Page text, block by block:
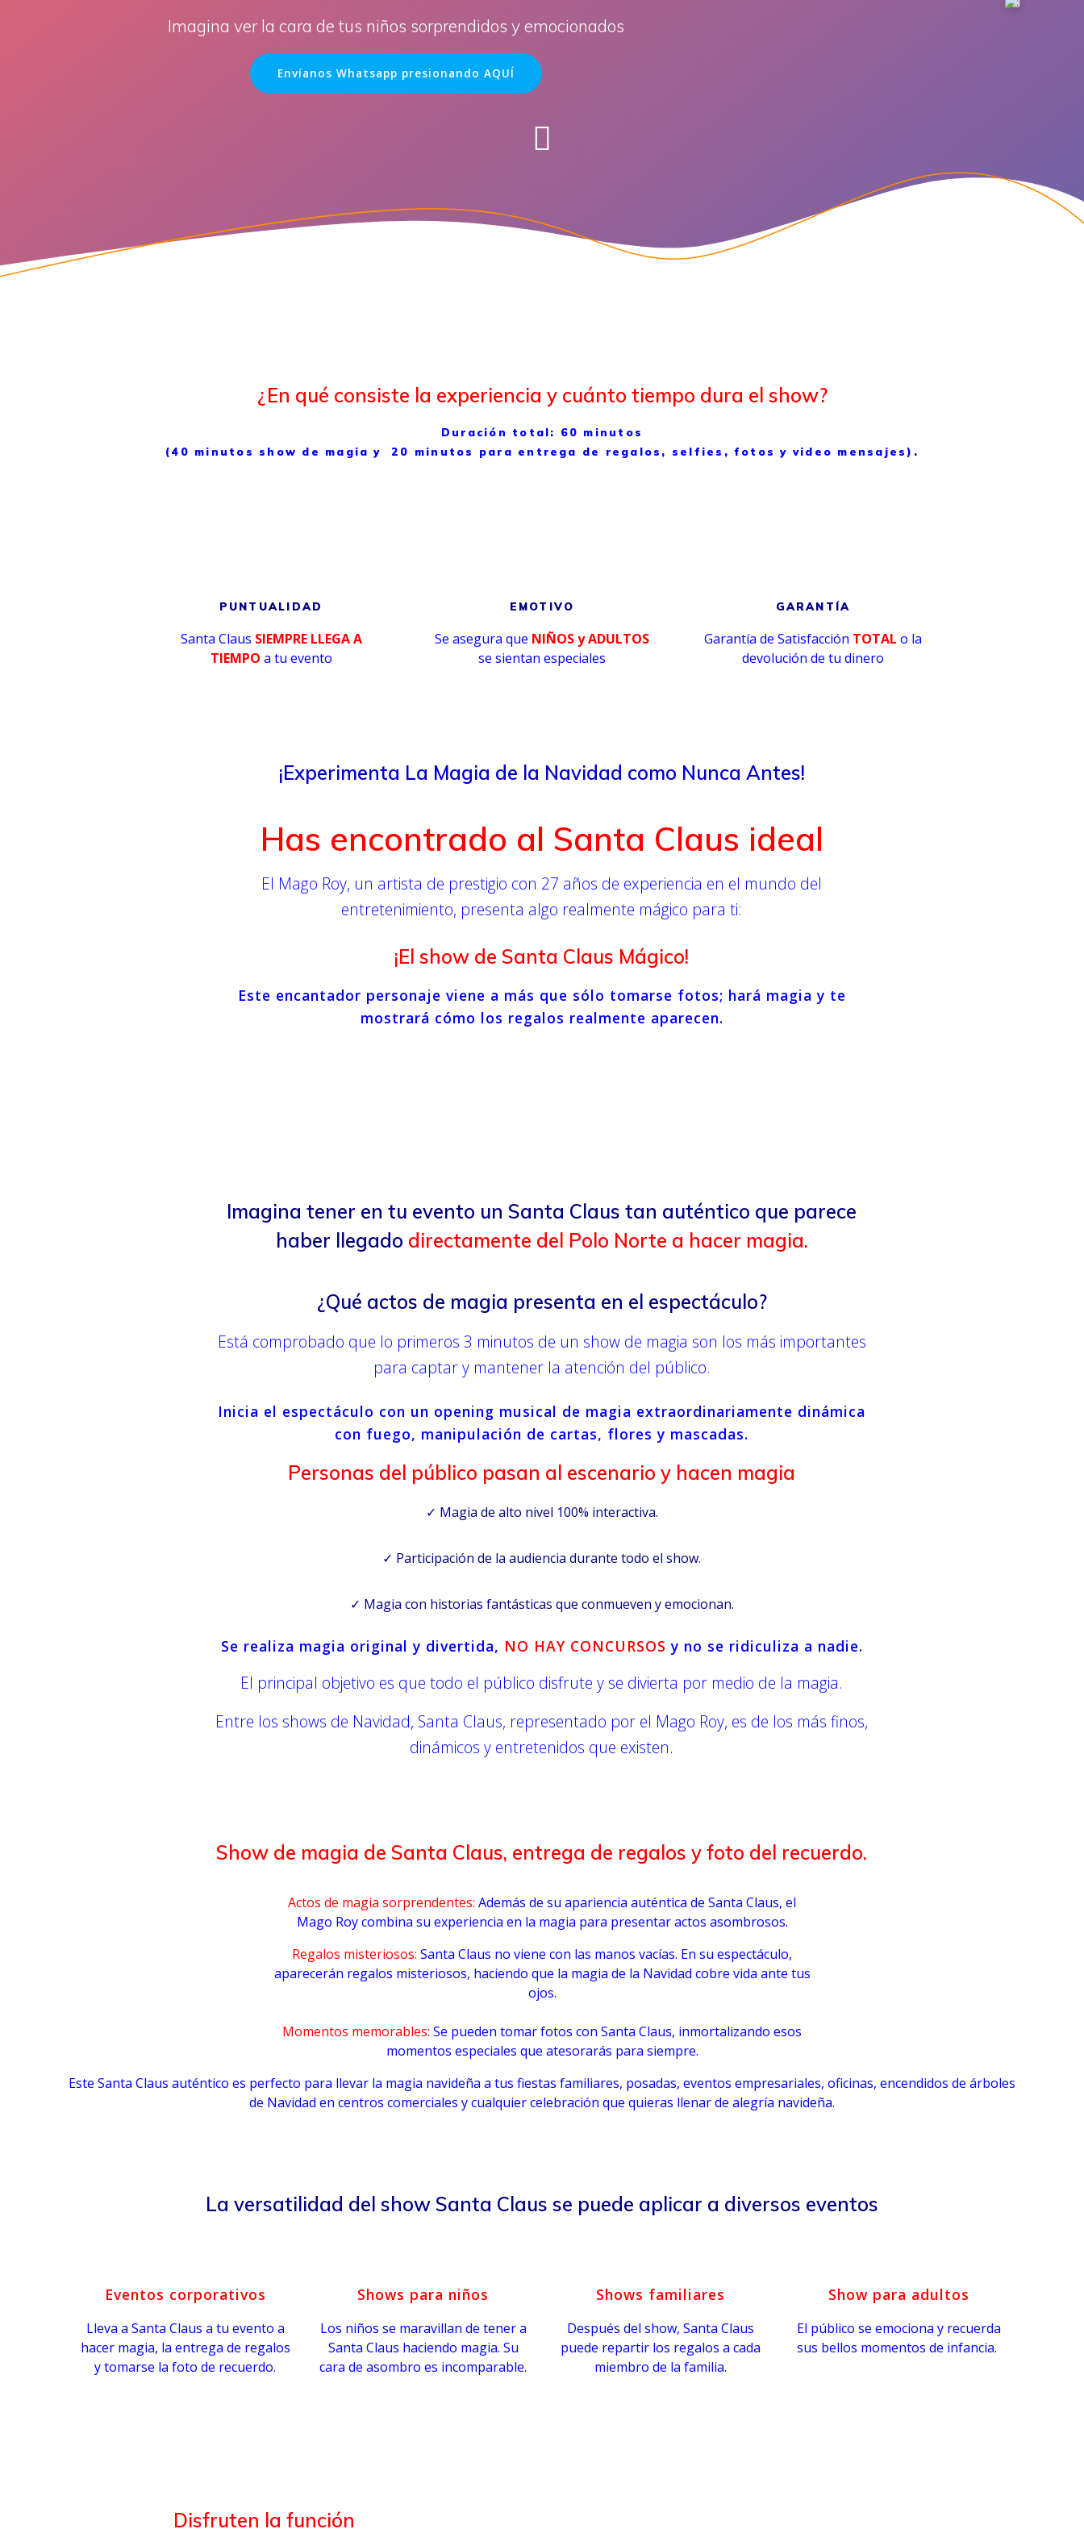
Imagina ver la cara de tus niños sorprendidos y emocionados
Envíanos Whatsapp presionando AQUÍ
¿En qué consiste la experiencia y cuánto tiempo dura el show?
Duración total: 60 minutos
(40 minutos show de magia y 20 minutos para entrega de regalos, selfies, fotos y video mensajes).
PUNTUALIDAD
Santa Claus SIEMPRE LLEGA A
TIEMPO a tu evento
EMOTIVO
Se asegura que NIÑOS y ADULTOS
se sientan especiales
GARANTÍA
Garantía de Satisfacción TOTAL o la
devolución de tu dinero
¡Experimenta La Magia de la Navidad como Nunca Antes!
Has encontrado al Santa Claus ideal
El Mago Roy, un artista de prestigio con 27 años de experiencia en el mundo del
entretenimiento, presenta algo realmente mágico para ti:
¡El show de Santa Claus Mágico!
Este encantador personaje viene a más que sólo tomarse fotos; hará magia y te
mostrará cómo los regalos realmente aparecen.
Imagina tener en tu evento un Santa Claus tan auténtico que parece
haber llegado directamente del Polo Norte a hacer magia.
¿Qué actos de magia presenta en el espectáculo?
Está comprobado que lo primeros 3 minutos de un show de magia son los más importantes
para captar y mantener la atención del público.
Inicia el espectáculo con un opening musical de magia extraordinariamente dinámica
con fuego, manipulación de cartas, flores y mascadas.
Personas del público pasan al escenario y hacen magia
✓ Magia de alto nivel 100% interactiva.
✓ Participación de la audiencia durante todo el show.
✓ Magia con historias fantásticas que conmueven y emocionan.
Se realiza magia original y divertida, NO HAY CONCURSOS y no se ridiculiza a nadie.
El principal objetivo es que todo el público disfrute y se divierta por medio de la magia.
Entre los shows de Navidad, Santa Claus, representado por el Mago Roy, es de los más finos,
dinámicos y entretenidos que existen.
Show de magia de Santa Claus, entrega de regalos y foto del recuerdo.
Actos de magia sorprendentes: Además de su apariencia auténtica de Santa Claus, el
Mago Roy combina su experiencia en la magia para presentar actos asombrosos.
Regalos misteriosos: Santa Claus no viene con las manos vacías. En su espectáculo,
aparecerán regalos misteriosos, haciendo que la magia de la Navidad cobre vida ante tus
ojos.
Momentos memorables: Se pueden tomar fotos con Santa Claus, inmortalizando esos
momentos especiales que atesorarás para siempre.
Este Santa Claus auténtico es perfecto para llevar la magia navideña a tus fiestas familiares, posadas, eventos empresariales, oficinas, encendidos de árboles
de Navidad en centros comerciales y cualquier celebración que quieras llenar de alegría navideña.
La versatilidad del show Santa Claus se puede aplicar a diversos eventos
Eventos corporativos
Lleva a Santa Claus a tu evento a
hacer magia, la entrega de regalos
y tomarse la foto de recuerdo.
Shows para niños
Los niños se maravillan de tener a
Santa Claus haciendo magia. Su
cara de asombro es incomparable.
Shows familiares
Después del show, Santa Claus
puede repartir los regalos a cada
miembro de la familia.
Show para adultos
El público se emociona y recuerda
sus bellos momentos de infancia.
Disfruten la función